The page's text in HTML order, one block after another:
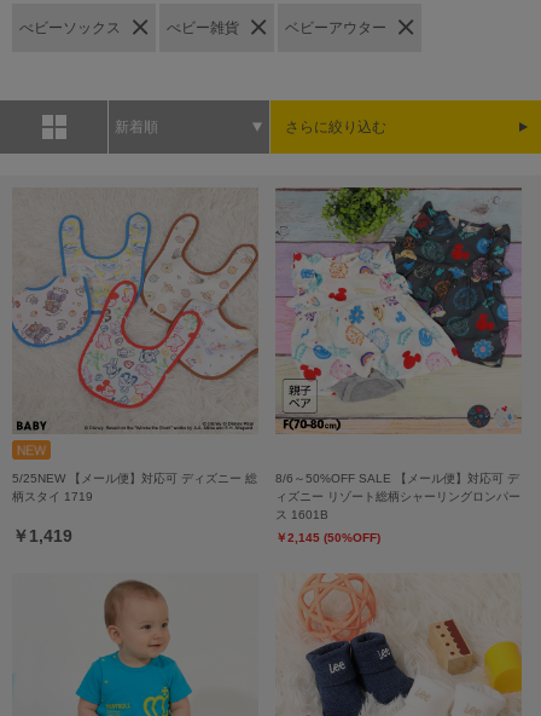
べビーソックス べビー雑貨 ベビーアウター
新着順 さらに絞り込む
5/25NEW 【メール便】対応可 ディズニー 総
柄スタイ 1719
￥1,419
8/6～50%OFF SALE 【メール便】対応可 デ
ィズニー リゾート総柄シャーリングロンパー
ス 1601B
￥2,145 (50%OFF)